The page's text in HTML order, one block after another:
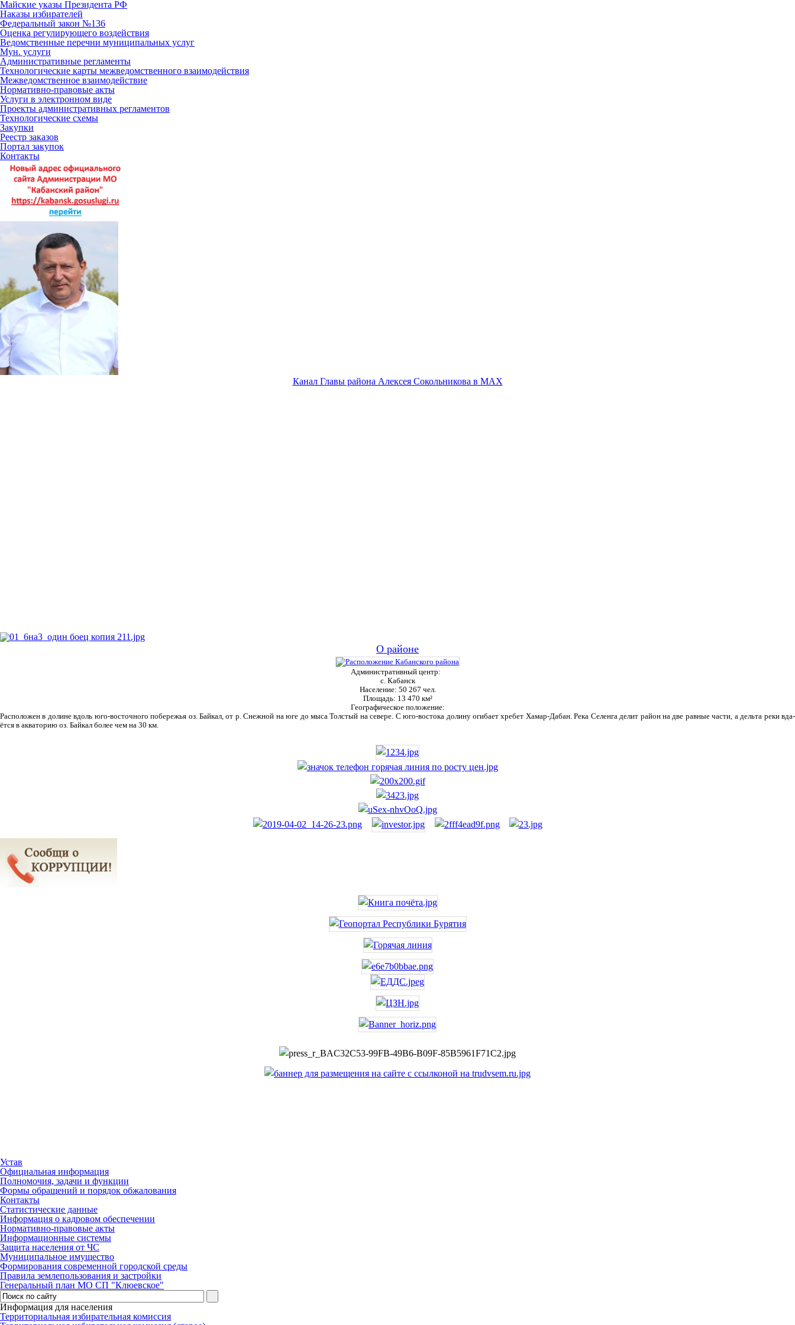
Майские указы Президента РФ
Наказы избирателей
Федеральный закон №136
Оценка регулирующего воздействия
Ведомственные перечни муниципальных услуг
Мун. услуги
Административные регламенты
Технологические карты межведомственного взаимодействия
Межведомственное взаимодействие
Нормативно-правовые акты
Услуги в электронном виде
Проекты административных регламентов
Технологические схемы
Закупки
Реестр заказов
Портал закупок
Контакты
Канал Главы района Алексея Сокольникова в MAX
О районе
Административный центр:
с. Кабанск
Население: 50 267 чел.
Площадь: 13 470 км²
Географическое положение:
Рас­положен в долине вдоль юго-восточного побережья оз. Байкал, от р. Снежной на юге до мыса Толстый на севере. С юго-востока долину огибает хребет Хамар-Дабан. Река Селенга делит район на две равные части, а дельта реки вда­
ётся в акваторию оз. Байкал более чем на 30 км.
Устав
Официальная информация
Полномочия, задачи и функции
Формы обращений и порядок обжалования
Контакты
Статистические данные
Информация о кадровом обеспечении
Нормативно-правовые акты
Информационные системы
Защита населения от ЧС
Муниципальное имущество
Формирования современной городской среды
Правила землепользования и застройки
Генеральный план МО СП "Клюевское"
Информация для населения
Территориальная избирательная комиссия